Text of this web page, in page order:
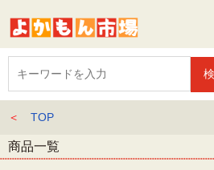
＜ TOP
商品一覧